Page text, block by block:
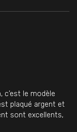
c’est le modèle
plaqué argent et
sont excellents,